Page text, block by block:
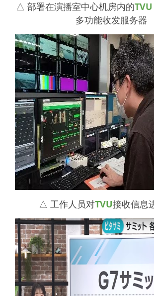
△ 部署在演播室中心机房内的
多功能收发服务器
△ 工作人员对TVU接收信息